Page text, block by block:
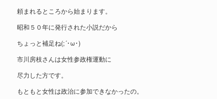
頼まれるところから始まります。
昭和５０年に発行された小説だから
ちょっと補足ね(;´･ω･)
市川房枝さんは女性参政権運動に
尽力した方です。
もともと女性は政治に参加できなかったの。